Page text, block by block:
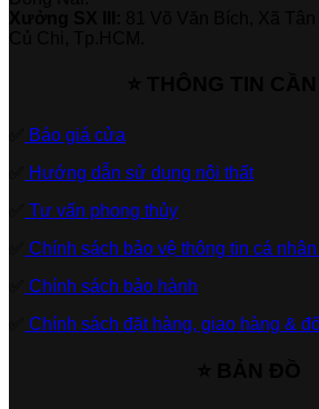
Báo giá cửa
Hướng dẫn sử dụng nội thất
Tư vấn phong thủy
Chính sách bảo vệ thông tin cá
Chính sách bảo hành
Chính sách đặt hàng, giao hàng &